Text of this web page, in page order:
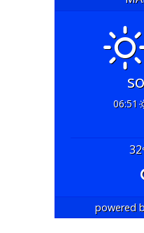
06:51
32
powered